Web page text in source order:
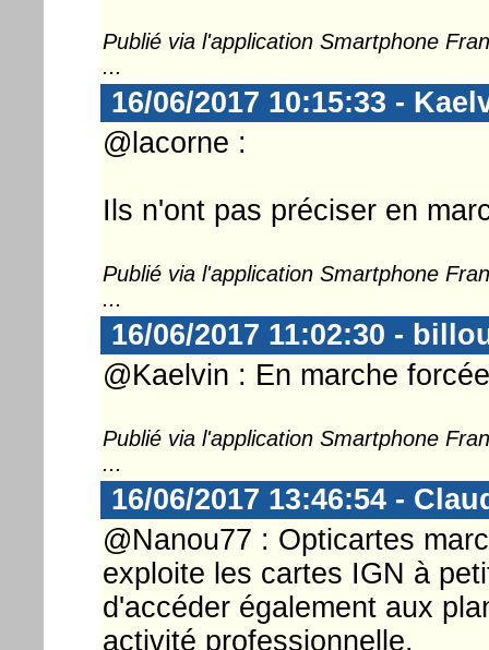
Publié via l'application Smartphone
...
16/06/2017 10:15:33 -
@lacorne :
Ils n'ont pas préciser en
Publié via l'application Smartphone
...
16/06/2017 11:02:30 -
@Kaelvin : En marche
Publié via l'application Smartphone
...
16/06/2017 13:46:54 -
@Nanou77 : Opticartes
exploite les cartes IGN à
d'accéder également aux
activité professionnelle.